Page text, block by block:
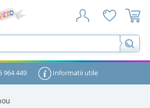
964 449 Informatii utile